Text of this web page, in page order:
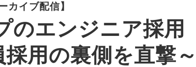
カイブ配信】
のエンジニア採用
用の裏側を直撃～